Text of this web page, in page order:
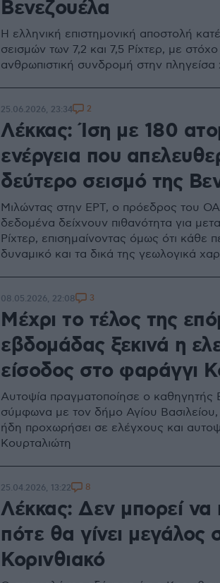
Βενεζουέλα
Η ελληνική επιστημονική αποστολή
σεισμών των 7,2 και 7,5 Ρίχτερ, με στόχο
ανθρωπιστική συνδρομή στην
Λέκκας: Ίση με 180
ενέργεια που
δεύτερο σεισμό της
Μιλώντας στην ΕΡΤ, ο πρόεδρος του
δεδομένα δείχνουν πιθανότητα για
Ρίχτερ, επισημαίνοντας όμως ότι κάθε
δυναμικό και τα δικά της γεωλογικά
25.06.2026, 23:34 2
Μέχρι το τέλος της
εβδομάδας ξεκινά η
είσοδος στο φαράγγι
Αυτοψία πραγματοποίησε ο
σύμφωνα με τον δήμο Αγίου Βασιλείου,
ήδη προχωρήσει σε ελέγχους και
Κουρταλιώτη
08.05.2026, 22:08 3
Λέκκας: Δεν μπορεί να
πότε θα γίνει μεγάλος
Κορινθιακό
25.04.2026, 13:22 8